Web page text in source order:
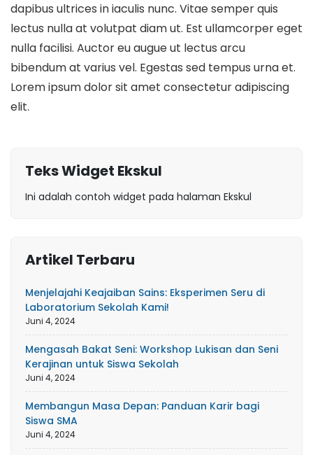
dapibus ultrices in iaculis nunc. Vitae semper quis
lectus nulla at volutpat diam ut. Est ullamcorper eget
nulla facilisi. Auctor eu augue ut lectus arcu
bibendum at varius vel. Egestas sed tempus urna et.
Lorem ipsum dolor sit amet consectetur adipiscing
elit.
Teks Widget Ekskul
Ini adalah contoh widget pada halaman Ekskul
Artikel Terbaru
Menjelajahi Keajaiban Sains: Eksperimen Seru di
Laboratorium Sekolah Kami!
Juni 4, 2024
Mengasah Bakat Seni: Workshop Lukisan dan Seni
Kerajinan untuk Siswa Sekolah
Juni 4, 2024
Membangun Masa Depan: Panduan Karir bagi
Siswa SMA
Juni 4, 2024